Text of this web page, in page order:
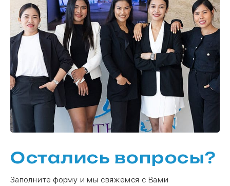
Остались вопросы?
Заполните форму и мы свяжемся с Вами